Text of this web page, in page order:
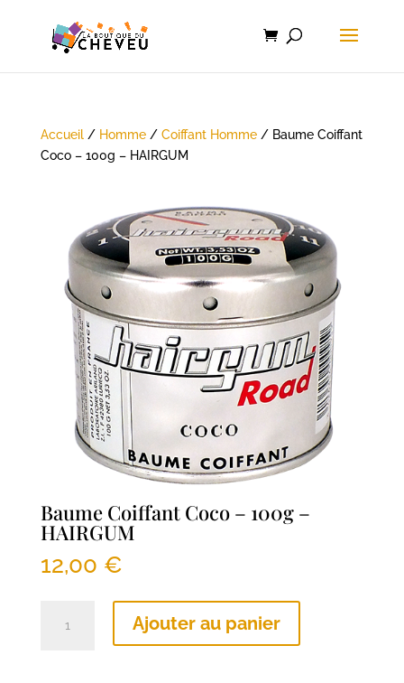
Accueil/ Homme/ Coiffant Homme/ Baume Coiffant
Coco – 100g – HAIRGUM
Baume Coiffant Coco – 100g –
HAIRGUM
12,00 €
Ajouter au panier